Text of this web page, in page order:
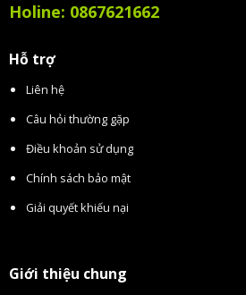
Holine: 0867621662
Hỗ trợ
Liên hệ
Câu hỏi thường gặp
Điều khoản sử dụng
Chính sách bảo mật
Giải quyết khiếu nại
Giới thiệu chung